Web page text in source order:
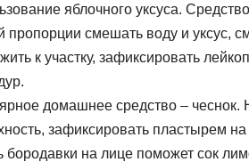
яблочного уксуса.
пропорции смешать воду и уксус,
к участку, зафиксировать
домашнее средство – чеснок.
зафиксировать пластырем
бородавки на лице поможет сок